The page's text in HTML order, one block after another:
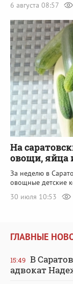
6 августа 08:57
На
овощи, яйца
За неделю в
овощные детские
30 июля 10:53
ГЛАВНЫЕ
15:49 В
адвокат